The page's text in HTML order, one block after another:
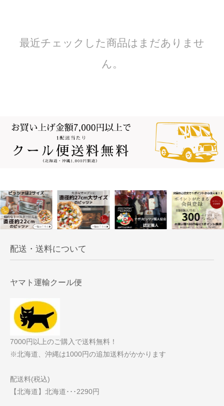
最近チェックした商品はまだありませ
ん。
配送・送料について
ヤマト運輸クール便
7000円以上のご購入で送料無料！
※北海道、沖縄は1000円の追加送料がかかります
配送料(税込)
【北海道】北海道･･･2290円